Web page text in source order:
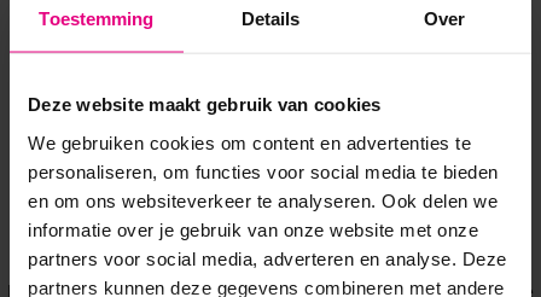
Toestemming Details Over
Deze website maakt gebruik van cookies
We gebruiken cookies om content en advertenties te
personaliseren, om functies voor social media te bieden
en om ons websiteverkeer te analyseren. Ook delen we
informatie over je gebruik van onze website met onze
partners voor social media, adverteren en analyse. Deze
partners kunnen deze gegevens combineren met andere
Application error: a client-side exception has occurred while
loadingwww.voordeeluitjes.nl (see the browser console for more